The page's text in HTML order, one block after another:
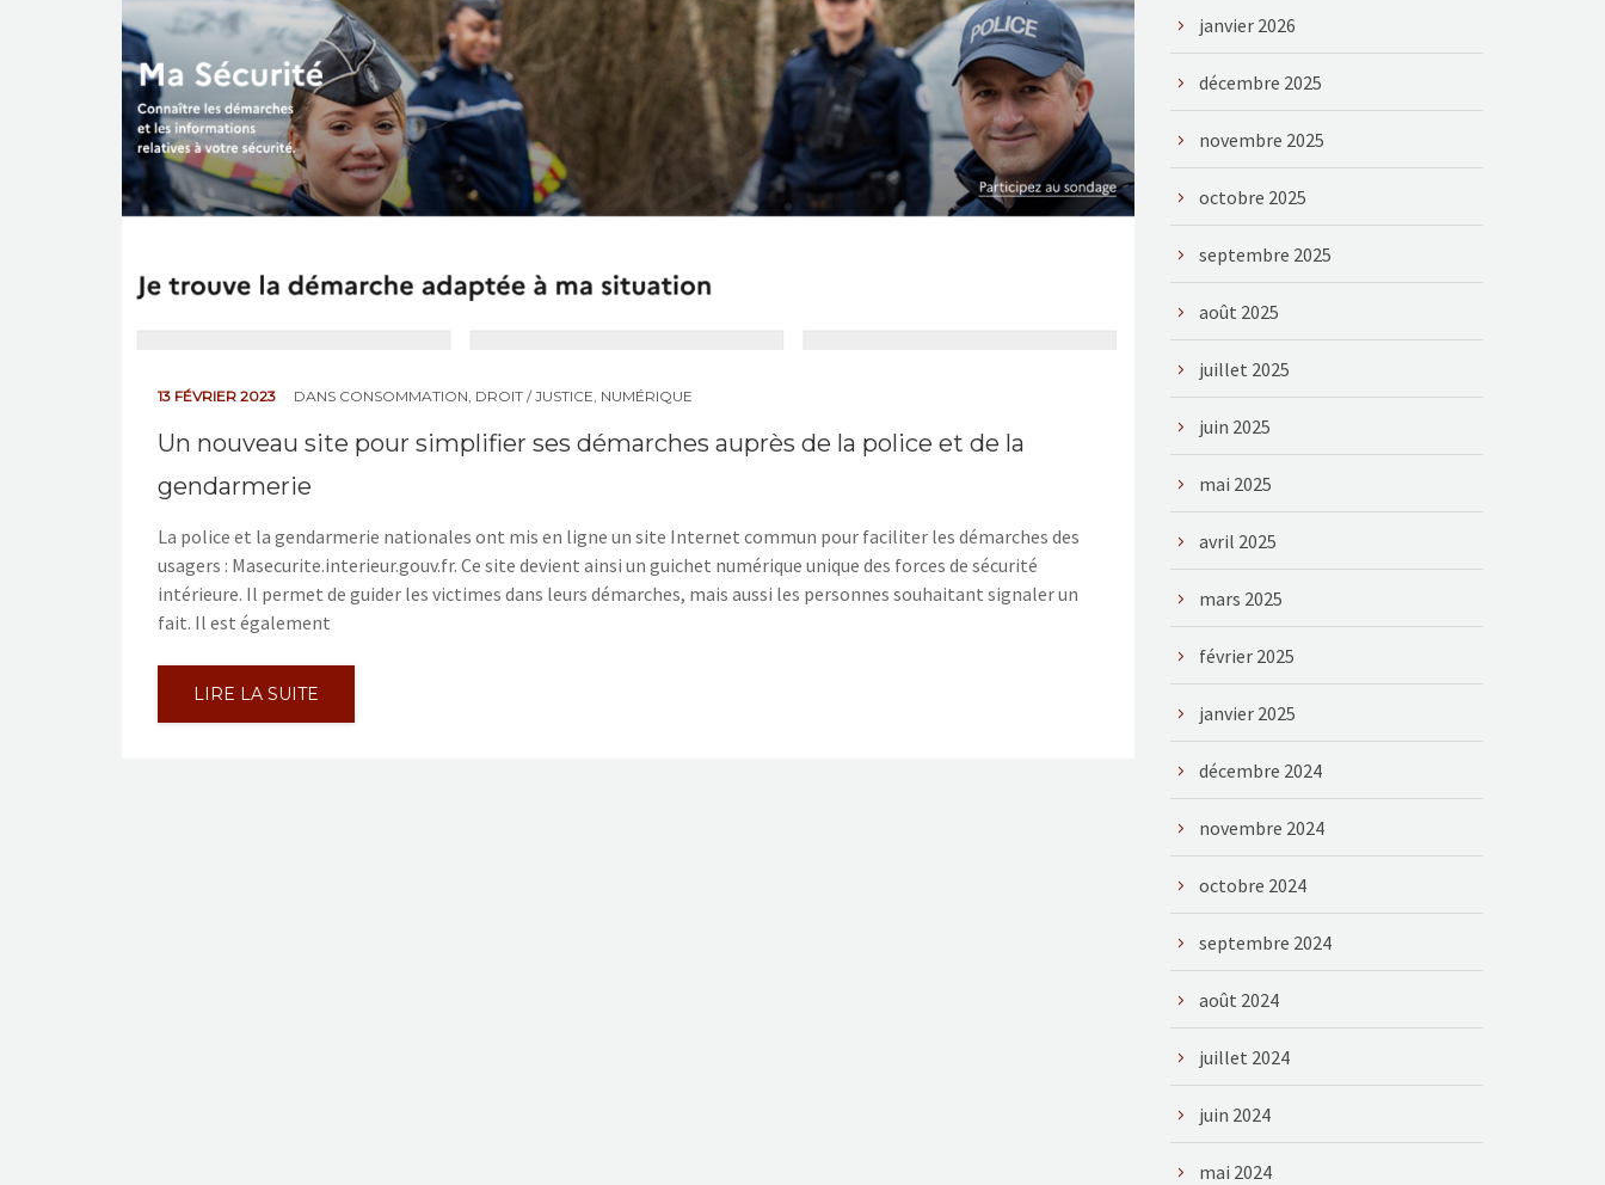
13 FÉVRIER 2023 DANS CONSOMMATION DROIT / JUSTICE NUMÉRIQUE
Un nouveau site pour simplifier ses démarches auprès de la police et de la
gendarmerie
La police et la gendarmerie nationales ont mis en ligne un site Internet commun pour faciliter les démarches des
usagers : Masecurite.interieur.gouv.fr. Ce site devient ainsi un guichet numérique unique des forces de sécurité
intérieure. Il permet de guider les victimes dans leurs démarches, mais aussi les personnes souhaitant signaler un
fait. Il est également
LIRE LA SUITE
janvier 2026
décembre 2025
novembre 2025
octobre 2025
septembre 2025
août 2025
juillet 2025
juin 2025
mai 2025
avril 2025
mars 2025
février 2025
janvier 2025
décembre 2024
novembre 2024
octobre 2024
septembre 2024
août 2024
juillet 2024
juin 2024
mai 2024